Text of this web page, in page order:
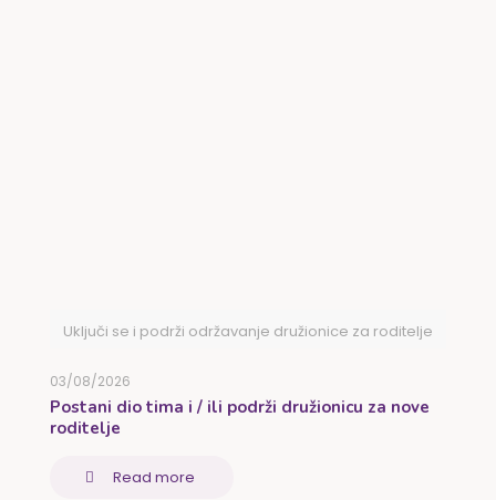
Uključi se i podrži održavanje družionice za roditelje
03/08/2026
Postani dio tima i / ili podrži družionicu za nove
roditelje
Read more